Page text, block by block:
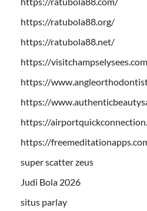
https://ratubola88.org/
https://ratubola88.net/
https://
https://
https://
https://
https://
super scatter zeus
Judi Bola 2026
situs parlay